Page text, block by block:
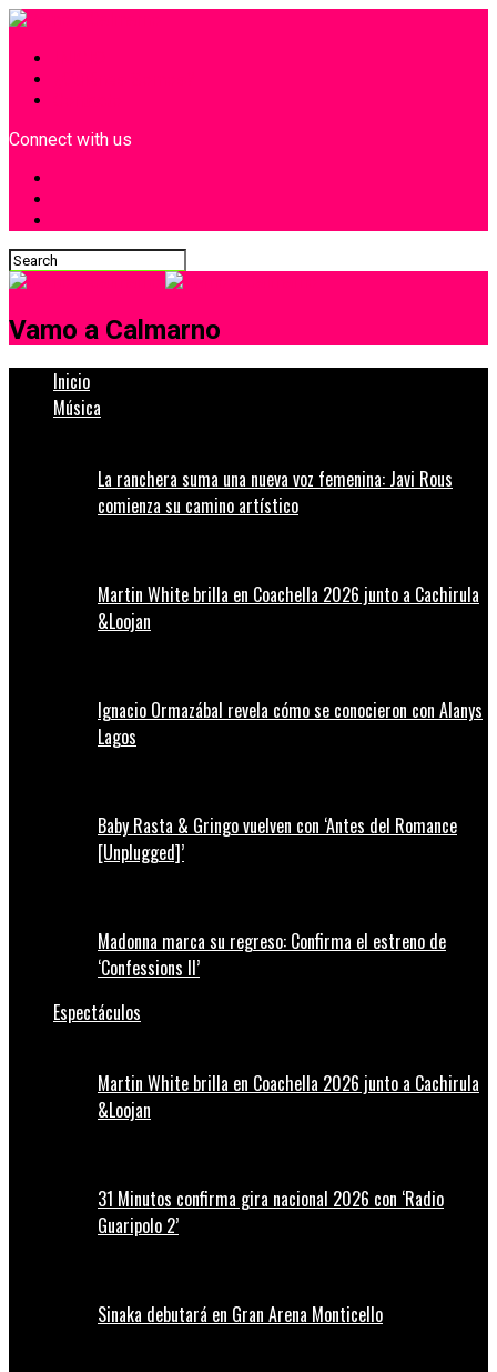
Connect with us
Vamo a Calmarno
Inicio
Música
La ranchera suma una nueva voz femenina: Javi Rous
comienza su camino artístico
Martin White brilla en Coachella 2026 junto a Cachirula
&Loojan
Ignacio Ormazábal revela cómo se conocieron con Alanys
Lagos
Baby Rasta & Gringo vuelven con ‘Antes del Romance
[Unplugged]’
Madonna marca su regreso: Confirma el estreno de
‘Confessions II’
Espectáculos
Martin White brilla en Coachella 2026 junto a Cachirula
&Loojan
31 Minutos confirma gira nacional 2026 con ‘Radio
Guaripolo 2’
Sinaka debutará en Gran Arena Monticello